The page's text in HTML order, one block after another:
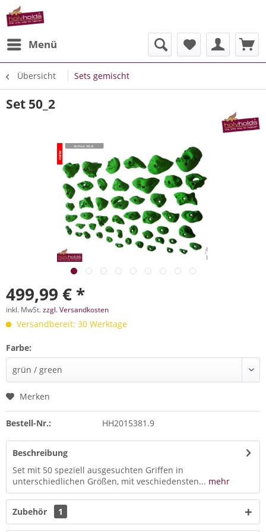
Menü
Übersicht Sets gemischt
Set 50_2
499,99 € *
inkl. MwSt.zzgl. Versandkosten
Versandbereit: 30 Werktage
Farbe:
Merken
Bestell-Nr.: HH2015381.9
Beschreibung
Set mit 50 speziell ausgesuchten Griffen in
unterschiedlichen Größen, mit veschiedensten... mehr
Zubehör 1